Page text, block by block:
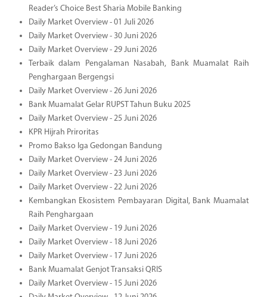
Reader’s Choice Best Sharia Mobile Banking
Daily Market Overview - 01 Juli 2026
Daily Market Overview - 30 Juni 2026
Daily Market Overview - 29 Juni 2026
Terbaik dalam Pengalaman Nasabah, Bank Muamalat Raih
Penghargaan Bergengsi
Daily Market Overview - 26 Juni 2026
Bank Muamalat Gelar RUPST Tahun Buku 2025
Daily Market Overview - 25 Juni 2026
KPR Hijrah Priroritas
Promo Bakso Iga Gedongan Bandung
Daily Market Overview - 24 Juni 2026
Daily Market Overview - 23 Juni 2026
Daily Market Overview - 22 Juni 2026
Kembangkan Ekosistem Pembayaran Digital, Bank Muamalat
Raih Penghargaan
Daily Market Overview - 19 Juni 2026
Daily Market Overview - 18 Juni 2026
Daily Market Overview - 17 Juni 2026
Bank Muamalat Genjot Transaksi QRIS
Daily Market Overview - 15 Juni 2026